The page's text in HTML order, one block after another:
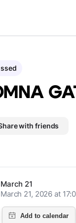
with friends
March 21
March 21, 2026 at